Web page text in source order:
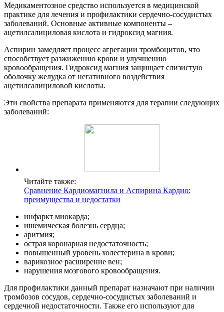
Медикаментозное средство используется в медицинской
практике для лечения и профилактики сердечно-сосудистых
заболеваний. Основные активные компоненты –
ацетилсалициловая кислота и гидроксид магния.
Аспирин замедляет процесс агрегации тромбоцитов, что
способствует разжижению крови и улучшению
кровообращения. Гидроксид магния защищает слизистую
оболочку желудка от негативного воздействия
ацетилсалициловой кислоты.
Эти свойства препарата применяются для терапии следующих
заболеваний:
Читайте также:
Сравнение Кардиомагнила и Аспирина Кардио:
преимущества и недостатки
инфаркт миокарда;
ишемическая болезнь сердца;
аритмия;
острая коронарная недостаточность;
повышенный уровень холестерина в крови;
варикозное расширение вен;
нарушения мозгового кровообращения.
Для профилактики данный препарат назначают при наличии
тромбозов сосудов, сердечно-сосудистых заболеваний и
сердечной недостаточности. Также его используют для